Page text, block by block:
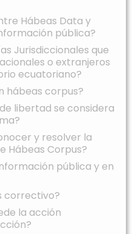
Hábeas Data y
pública?
Jurisdiccionales que
o extranjeros
ecuatoriano?
hábeas corpus?
libertad se considera
y resolver la
Hábeas Corpus?
pública y en
correctivo?
la acción